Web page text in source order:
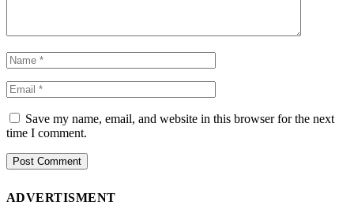
Save my name, email, and website in this browser for the next
time I comment.
ADVERTISMENT